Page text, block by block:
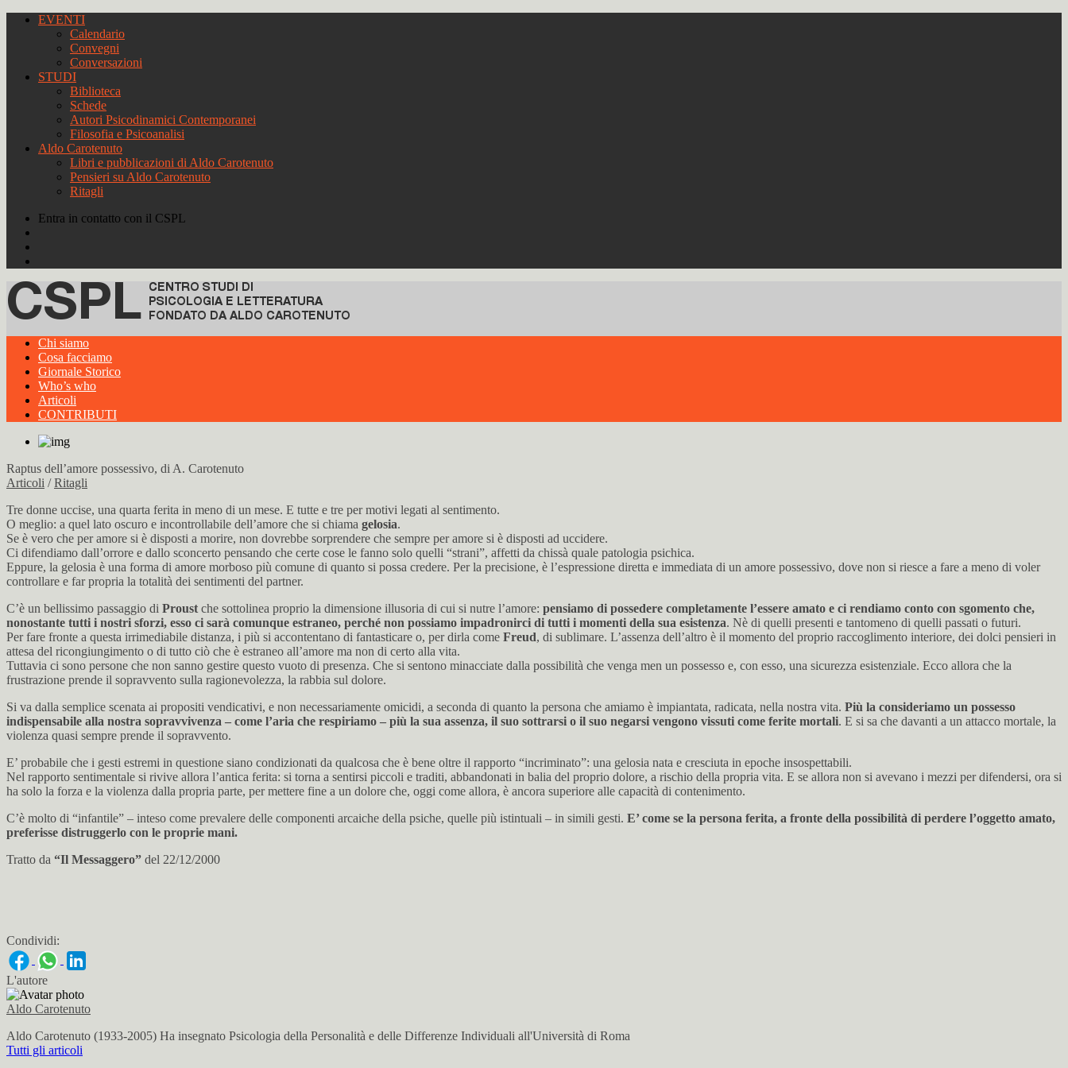
EVENTI
Calendario
Convegni
Conversazioni
STUDI
Biblioteca
Schede
Autori Psicodinamici Contemporanei
Filosofia e Psicoanalisi
Aldo Carotenuto
Libri e pubblicazioni di Aldo Carotenuto
Pensieri su Aldo Carotenuto
Ritagli
Entra in contatto con il CSPL
Chi siamo
Cosa facciamo
Giornale Storico
Who’s who
Articoli
CONTRIBUTI
Raptus dell’amore possessivo, di A. Carotenuto
Articoli /Ritagli
Tre donne uccise, una quarta ferita in meno di un mese. E tutte e tre per motivi legati al sentimento.
O meglio: a quel lato oscuro e incontrollabile dell’amore che si chiama gelosia.
Se è vero che per amore si è disposti a morire, non dovrebbe sorprendere che sempre per amore si è disposti ad uccidere.
Ci difendiamo dall’orrore e dallo sconcerto pensando che certe cose le fanno solo quelli “strani”, affetti da chissà quale patologia psichica.
Eppure, la gelosia è una forma di amore morboso più comune di quanto si possa credere. Per la precisione, è l’espressione diretta e immediata di un amore possessivo, dove non si riesce a fare a meno di voler
controllare e far propria la totalità dei sentimenti del partner.
C’è un bellissimo passaggio di Proust che sottolinea proprio la dimensione illusoria di cui si nutre l’amore: pensiamo di possedere completamente l’essere amato e ci rendiamo conto con sgomento che,
nonostante tutti i nostri sforzi, esso ci sarà comunque estraneo, perché non possiamo impadronirci di tutti i momenti della sua esistenza. Nè di quelli presenti e tantomeno di quelli passati o futuri.
Per fare fronte a questa irrimediabile distanza, i più si accontentano di fantasticare o, per dirla come Freud, di sublimare. L’assenza dell’altro è il momento del proprio raccoglimento interiore, dei dolci pensieri in
attesa del ricongiungimento o di tutto ciò che è estraneo all’amore ma non di certo alla vita.
Tuttavia ci sono persone che non sanno gestire questo vuoto di presenza. Che si sentono minacciate dalla possibilità che venga men un possesso e, con esso, una sicurezza esistenziale. Ecco allora che la
frustrazione prende il sopravvento sulla ragionevolezza, la rabbia sul dolore.
Si va dalla semplice scenata ai propositi vendicativi, e non necessariamente omicidi, a seconda di quanto la persona che amiamo è impiantata, radicata, nella nostra vita. Più la consideriamo un possesso
indispensabile alla nostra sopravvivenza – come l’aria che respiriamo – più la sua assenza, il suo sottrarsi o il suo negarsi vengono vissuti come ferite mortali. E si sa che davanti a un attacco mortale, la
violenza quasi sempre prende il sopravvento.
E’ probabile che i gesti estremi in questione siano condizionati da qualcosa che è bene oltre il rapporto “incriminato”: una gelosia nata e cresciuta in epoche insospettabili.
Nel rapporto sentimentale si rivive allora l’antica ferita: si torna a sentirsi piccoli e traditi, abbandonati in balia del proprio dolore, a rischio della propria vita. E se allora non si avevano i mezzi per difendersi, ora si
ha solo la forza e la violenza dalla propria parte, per mettere fine a un dolore che, oggi come allora, è ancora superiore alle capacità di contenimento.
C’è molto di “infantile” – inteso come prevalere delle componenti arcaiche della psiche, quelle più istintuali – in simili gesti. E’ come se la persona ferita, a fronte della possibilità di perdere l’oggetto amato,
preferisse distruggerlo con le proprie mani.
Tratto da “Il Messaggero” del 22/12/2000
Condividi:
L'autore
Aldo Carotenuto
Aldo Carotenuto (1933-2005) Ha insegnato Psicologia della Personalità e delle Differenze Individuali all'Università di Roma
Tutti gli articoli